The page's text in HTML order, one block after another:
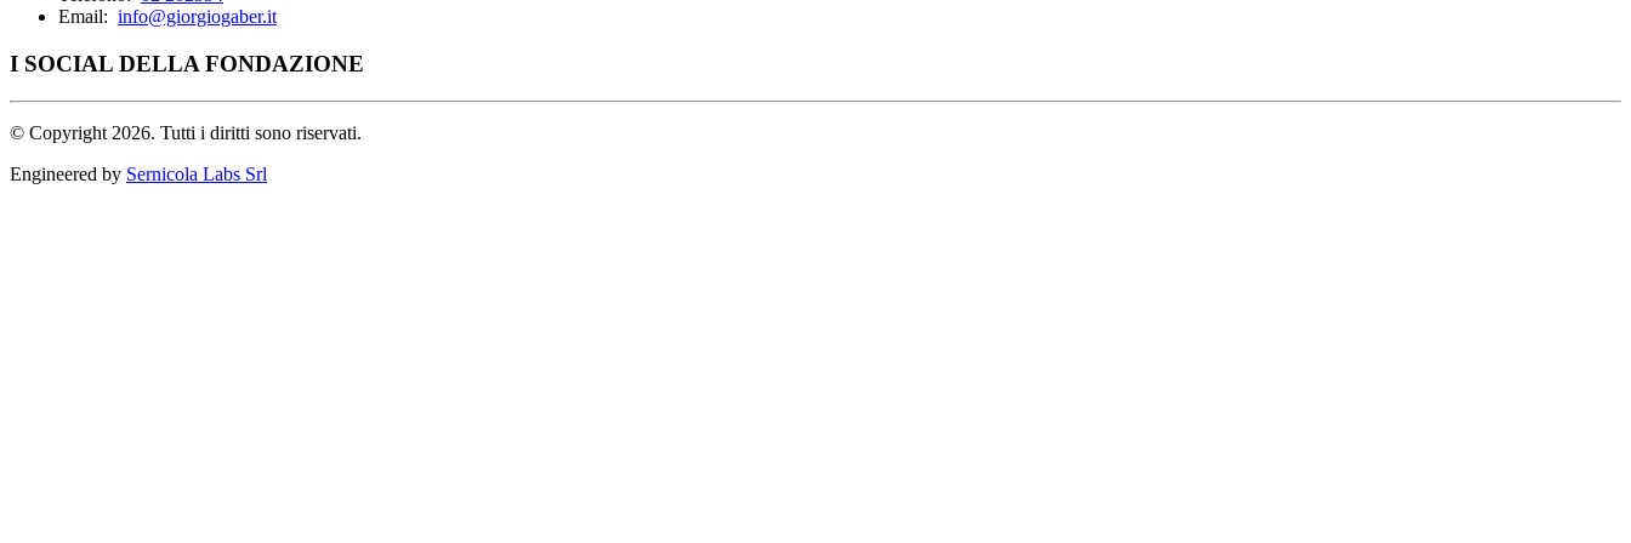
Email: info@giorgiogaber.it
I SOCIAL DELLA FONDAZIONE
© Copyright 2026. Tutti i diritti sono riservati.
Engineered by Sernicola Labs Srl